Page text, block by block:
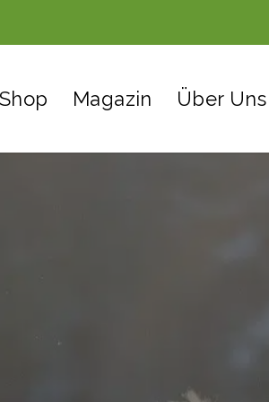
Shop Magazin Über Uns